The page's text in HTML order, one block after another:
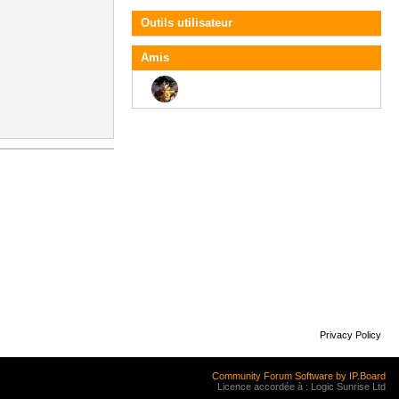
Outils utilisateur
Amis
Privacy Policy
Community Forum Software by IP.Board
Licence accordée à : Logic Sunrise Ltd